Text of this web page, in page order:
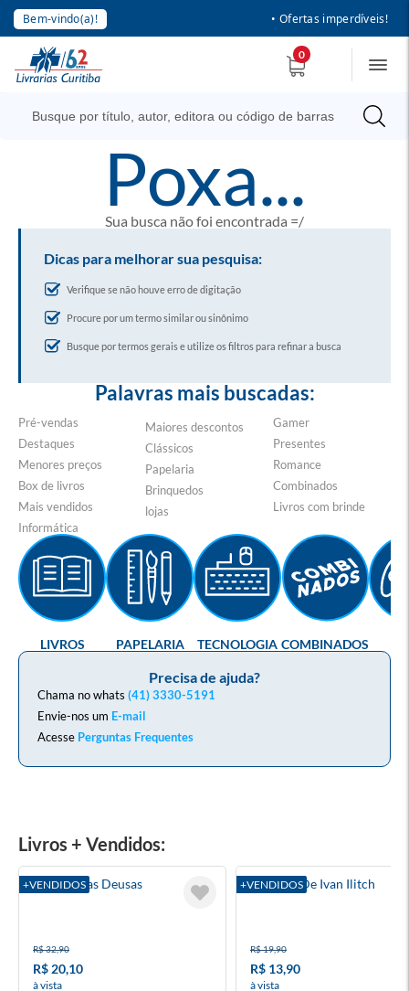
Bem-vindo(a)! • Ofertas imperdíveis!
0
poxa...
Sua busca não foi encontrada =/
Dicas para melhorar sua pesquisa:
Verifique se não houve erro de digitação
Procure por um termo similar ou sinônimo
Busque por termos gerais e utilize os filtros para refinar a busca
Palavras mais buscadas:
Pré-vendas
Destaques
Menores preços
Box de livros
Mais vendidos
Informática
Maiores descontos
Clássicos
Papelaria
Brinquedos
lojas
Gamer
Presentes
Romance
Combinados
Livros com brinde
Precisa de ajuda?
Chama no whats (41) 3330-5191
Envie-nos um E-mail
Acesse Perguntas Frequentes
LIVROS PAPELARIA TECNOLOGIA COMBINADOS
Livros + Vendidos:
+VENDIDOS
A Roda Das Deusas
R$ 32,90
R$ 20,10
à vista
+VENDIDOS
A Morte De Ivan Ilitch
R$ 19,90
R$ 13,90
à vista